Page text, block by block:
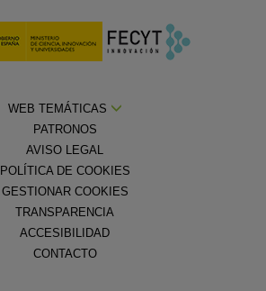
WEB TEMÁTICAS
PATRONOS
AVISO LEGAL
POLÍTICA DE COOKIES
GESTIONAR COOKIES
TRANSPARENCIA
ACCESIBILIDAD
CONTACTO